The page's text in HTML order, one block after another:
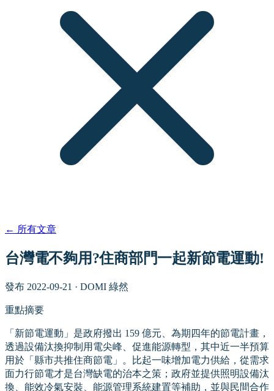
← 所有文章
台灣電不夠用?住商部門一起新節電運動!
發布 2022-09-21 · DOMI 綠然
重點摘要
「新節電運動」是政府撥出 159 億元、為期四年的節電計畫，
透過設備汰換抑制用電尖峰、促進能源轉型，其中近一半預算
用於「縣市共推住商節電」。比起一味增加電力供給，從需求
面力行節電才是台灣缺電的治本之策；政府並提供照明設備汰
換、能效冷氣安裝、能源管理系統建置等補助，並與民間合作